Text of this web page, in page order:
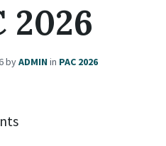
2026
byADMIN in PAC 2026